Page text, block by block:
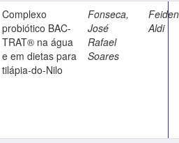
Complexo
probiótico BAC-
TRAT® na água
e em dietas para
tilápia-do-Nilo
Fonseca,
José
Rafael
Soares
Aldi